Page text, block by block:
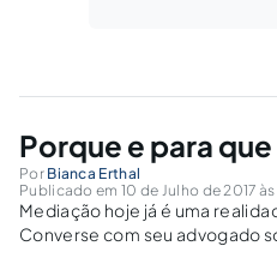
Porque e para
Por Bianca Erthal
Publicado em 10 de Julho de 2017
Mediação hoje já é uma
Converse com seu advogado